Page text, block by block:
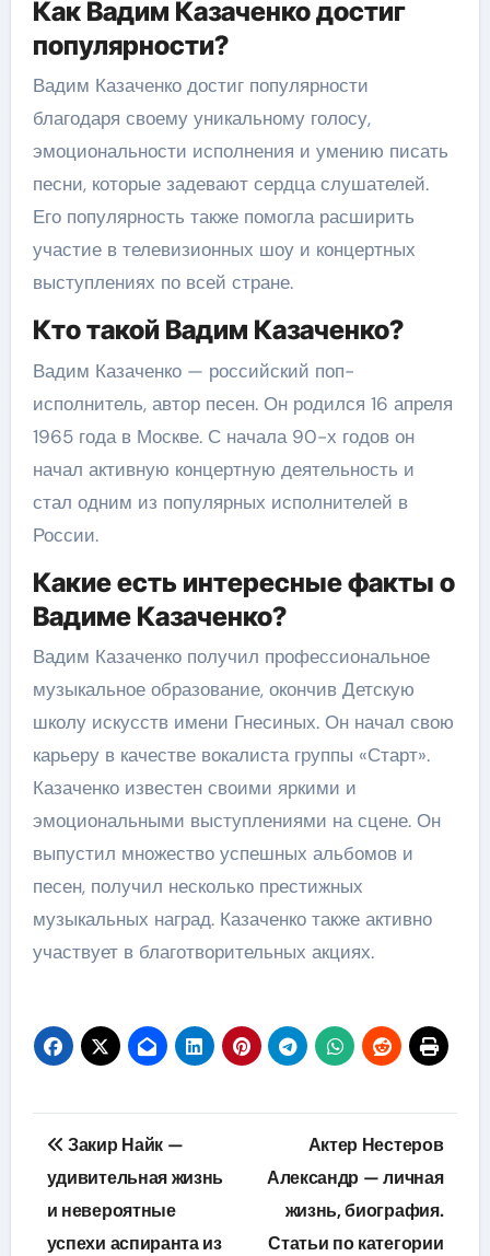
Как Вадим Казаченко достиг
популярности?
Вадим Казаченко достиг популярности
благодаря своему уникальному голосу,
эмоциональности исполнения и умению писать
песни, которые задевают сердца слушателей.
Его популярность также помогла расширить
участие в телевизионных шоу и концертных
выступлениях по всей стране.
Кто такой Вадим Казаченко?
Вадим Казаченко — российский поп-
исполнитель, автор песен. Он родился 16 апреля
1965 года в Москве. С начала 90-х годов он
начал активную концертную деятельность и
стал одним из популярных исполнителей в
России.
Какие есть интересные факты о
Вадиме Казаченко?
Вадим Казаченко получил профессиональное
музыкальное образование, окончив Детскую
школу искусств имени Гнесиных. Он начал свою
карьеру в качестве вокалиста группы «Старт».
Казаченко известен своими яркими и
эмоциональными выступлениями на сцене. Он
выпустил множество успешных альбомов и
песен, получил несколько престижных
музыкальных наград. Казаченко также активно
участвует в благотворительных акциях.
Навигация
по
записям
Закир Найк —
удивительная жизнь
и невероятные
успехи аспиранта из
Актер Нестеров
Александр — личная
жизнь, биография.
Статьи по категории